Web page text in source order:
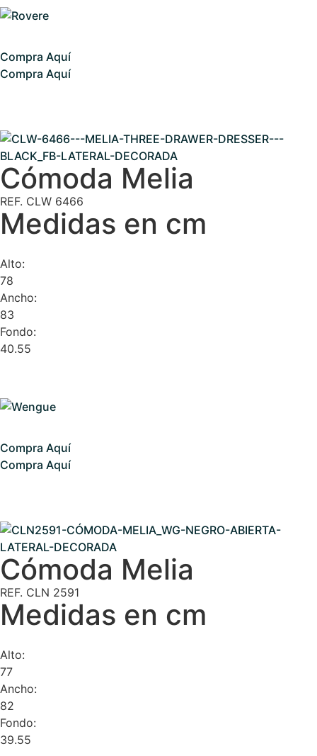
Compra Aquí
Compra Aquí
Cómoda Melia
REF. CLW 6466
Medidas en cm
Alto:
78
Ancho:
83
Fondo:
40.55
Compra Aquí
Compra Aquí
Cómoda Melia
REF. CLN 2591
Medidas en cm
Alto:
77
Ancho:
82
Fondo:
39.55